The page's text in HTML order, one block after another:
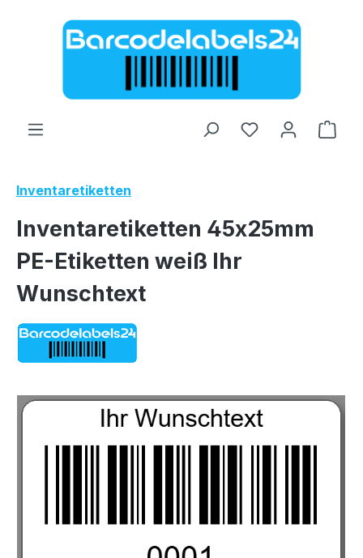
Zum Hauptinhalt springen
Inventaretiketten
Inventaretiketten 45x25mm
PE-Etiketten weiß Ihr
Wunschtext
Bildergalerie überspringen